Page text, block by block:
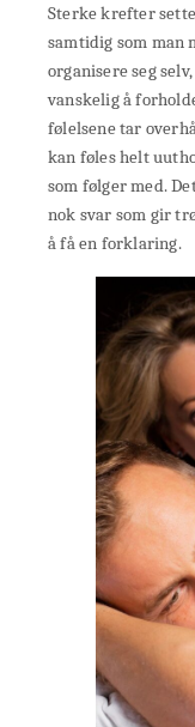
Sterke krefter
samtidig som man
organisere seg
vanskelig å
følelsene tar
kan føles helt
som følger med.
nok svar som gir
å få en forklaring.